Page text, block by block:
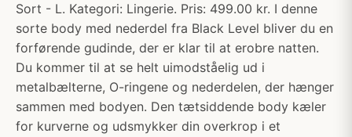
Sort - L. Kategori: Lingerie. Pris: 499.00 kr. I denne
sorte body med nederdel fra Black Level bliver du en
forførende gudinde, der er klar til at erobre natten.
Du kommer til at se helt uimodståelig ud i
metalbælterne, O-ringene og nederdelen, der hænger
sammen med bodyen. Den tætsiddende body kæler
for kurverne og udsmykker din overkrop i et